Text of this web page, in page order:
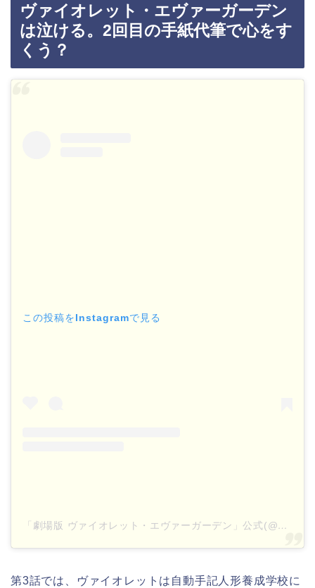
ヴァイオレット・エヴァーガーデン
は泣ける。2回目の手紙代筆で心をす
くう？
この投稿をInstagramで見る
「劇場版 ヴァイオレット・エヴァーガーデン」公式(@violetevergarden_movie)がシェアした投稿
第3話では、ヴァイオレットは自動手記人形養成学校に